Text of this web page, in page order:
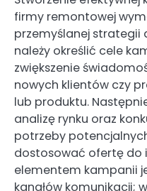
firmy remontowej
przemyślanej strategii
należy określić cele
zwiększenie
nowych klientów czy
lub produktu.
analizę rynku oraz
potrzeby
dostosować ofertę do
elementem kampanii
kanałów komunikacji;